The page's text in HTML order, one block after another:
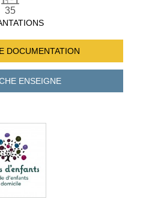
35
DOCUMENTATION
ENSEIGNE